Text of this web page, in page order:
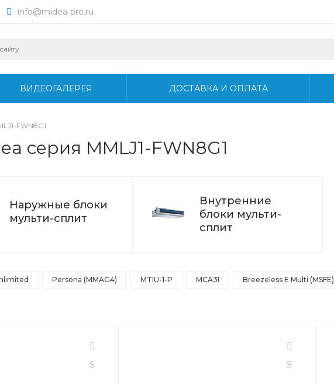
info@midea-pro.ru
ВИДЕОГАЛЕРЕЯ ДОСТАВКА И ОПЛАТА
FWN8G1
серия MMLJ1-FWN8G1
Наружные блоки
мульти-сплит
Внутренние
блоки мульти-
сплит
Persona (MMAG4) MTIU-1-P MCA3I Breezeless E Multi (MSFE)